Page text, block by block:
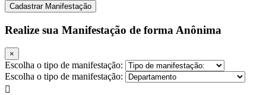
Cadastrar Manifestação
Realize sua Manifestação de forma Anônima
×
Escolha o tipo de manifestação:
Escolha o tipo de manifestação: